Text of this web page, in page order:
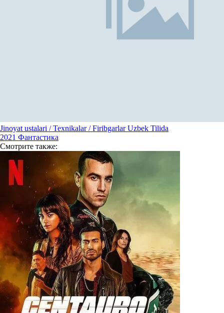
Jinoyat ustalari / Texnikalar / Firibgarlar Uzbek Tilida
2021 Фантастика
Смотрите также: